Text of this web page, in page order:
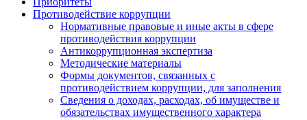
Противодействие коррупции
Нормативные правовые и иные акты в сфере
противодействия коррупции
Антикоррупционная экспертиза
Методические материалы
Формы документов, связанных с
противодействием коррупции, для заполнения
Сведения о доходах, расходах, об имуществе и
обязательствах имущественного характера